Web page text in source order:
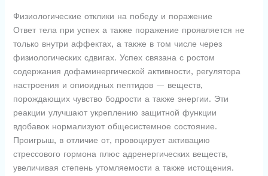
Физиологические отклики на победу и поражение
Ответ тела при успех а также поражение проявляется не
только внутри аффектах, а также в том числе через
физиологических сдвигах. Успех связана с ростом
содержания дофаминергической активности, регулятора
настроения и опиоидных пептидов — веществ,
порождающих чувство бодрости а также энергии. Эти
реакции улучшают укреплению защитной функции
вдобавок нормализуют общесистемное состояние.
Проигрыш, в отличие от, провоцирует активацию
стрессового гормона плюс адренергических веществ,
увеличивая степень утомляемости а также истощения.